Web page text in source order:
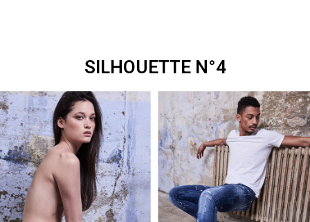
SILHOUETTE N°4